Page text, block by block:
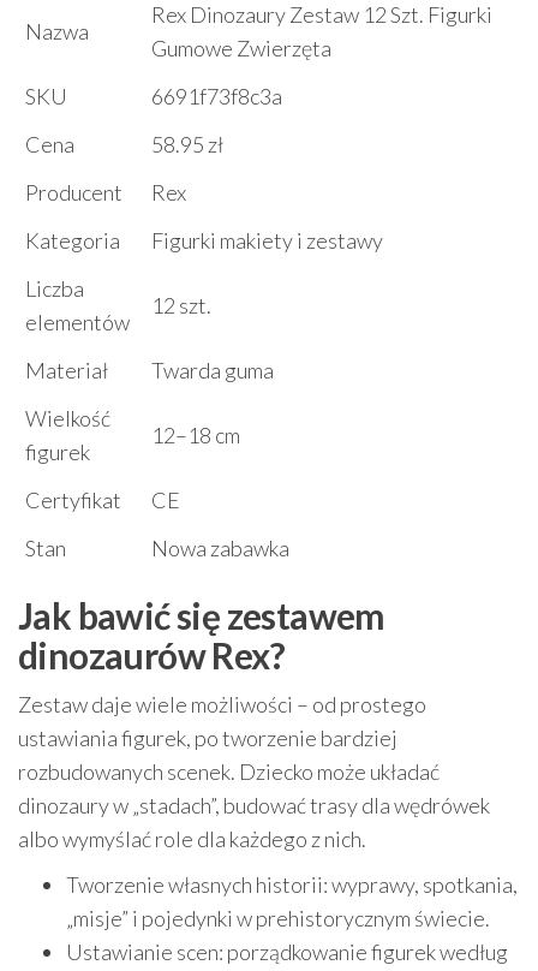
Nazwa
Rex Dinozaury Zestaw 12 Szt. Figurki
Gumowe Zwierzęta
SKU
6691f73f8c3a
Cena
58.95 zł
Producent
Rex
Kategoria
Figurki makiety i zestawy
Liczba
elementów
12 szt.
Materiał
Twarda guma
Wielkość
figurek
12–18 cm
Certyfikat
CE
Stan
Nowa zabawka
Jak bawić się zestawem
dinozaurów Rex?
Zestaw daje wiele możliwości – od prostego
ustawiania figurek, po tworzenie bardziej
rozbudowanych scenek. Dziecko może układać
dinozaury w „stadach”, budować trasy dla wędrówek
albo wymyślać role dla każdego z nich.
Tworzenie własnych historii: wyprawy, spotkania,
„misje” i pojedynki w prehistorycznym świecie.
Ustawianie scen: porządkowanie figurek według